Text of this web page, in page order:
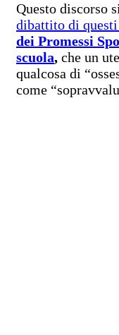
Questo discorso
dibattito di
dei Promessi
scuola, che un
qualcosa di
come